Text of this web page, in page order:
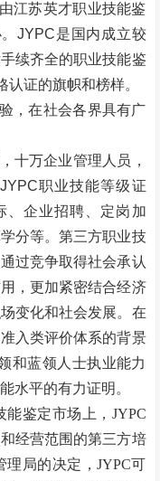
江苏英才职业技能鉴
JYPC是国内成立较
续齐全的职业技能鉴
证的旗帜和榜样。
，在社会各界具有广
十万企业管理人员，
职业技能等级证
、企业招聘、定岗加
分等。第三方职业技
过竞争取得社会承认
，更加紧密结合经济
变化和社会发展。在
入类评价体系的背景
和蓝领人士执业能力
水平的有力证明。
鉴定市场上， JYPC
经营范围的第三方培
局的决定，JYPC可